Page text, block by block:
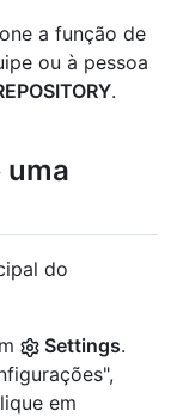
a função de
ou à pessoa
.
uma
do
Settings.
em